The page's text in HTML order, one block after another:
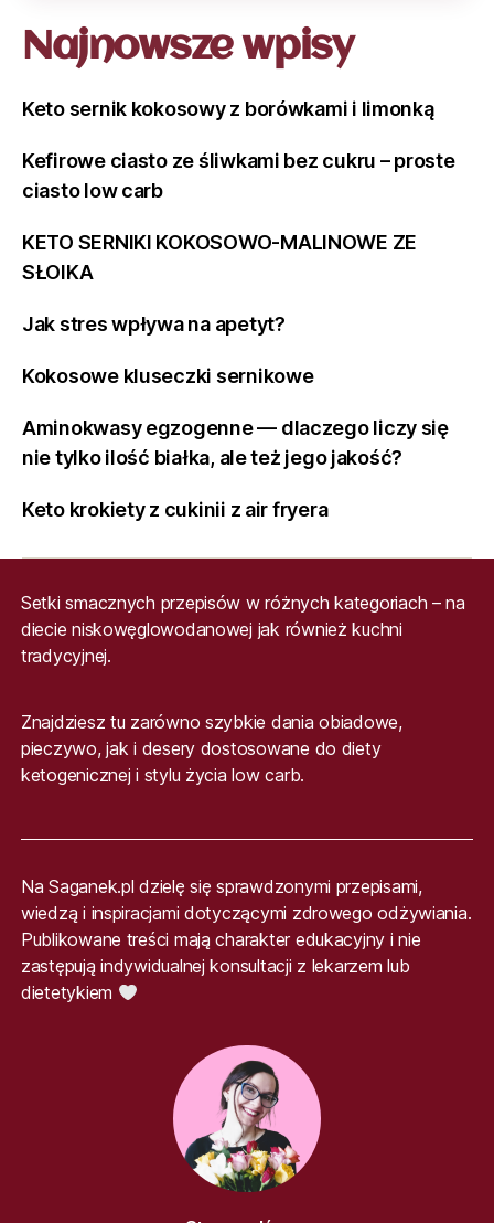
Najnowsze wpisy
Keto sernik kokosowy z borówkami i limonką
Kefirowe ciasto ze śliwkami bez cukru – proste
ciasto low carb
KETO SERNIKI KOKOSOWO-MALINOWE ZE
SŁOIKA
Jak stres wpływa na apetyt?
Kokosowe kluseczki sernikowe
Aminokwasy egzogenne — dlaczego liczy się
nie tylko ilość białka, ale też jego jakość?
Keto krokiety z cukinii z air fryera
Setki smacznych przepisów w różnych kategoriach – na
diecie niskowęglowodanowej jak również kuchni
tradycyjnej.
Znajdziesz tu zarówno szybkie dania obiadowe,
pieczywo, jak i desery dostosowane do diety
ketogenicznej i stylu życia low carb.
Na Saganek.pl dzielę się sprawdzonymi przepisami,
wiedzą i inspiracjami dotyczącymi zdrowego odżywiania.
Publikowane treści mają charakter edukacyjny i nie
zastępują indywidualnej konsultacji z lekarzem lub
dietetykiem